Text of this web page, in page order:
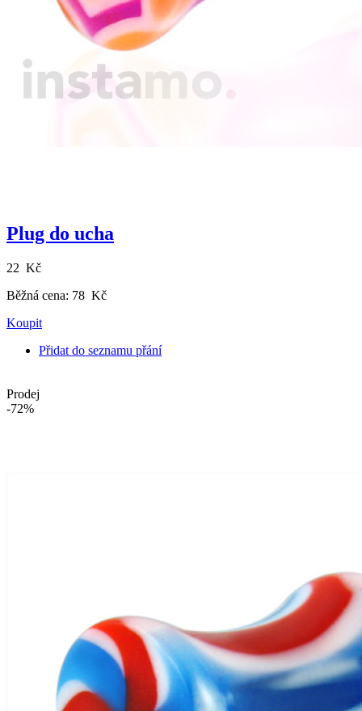
Plug do ucha
22 Kč
Běžná cena: 78 Kč
Koupit
Přidat do seznamu přání
Prodej
-72%